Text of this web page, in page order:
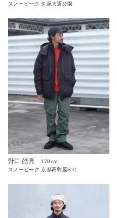
スノーピーク 久屋大通公園
野口 皓亮
170cm
スノーピーク 京都高島屋S.C.